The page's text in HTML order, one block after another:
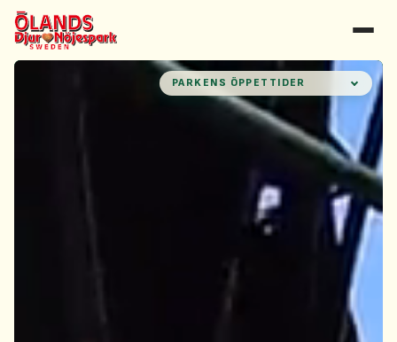
PARKENS ÖPPETTIDER